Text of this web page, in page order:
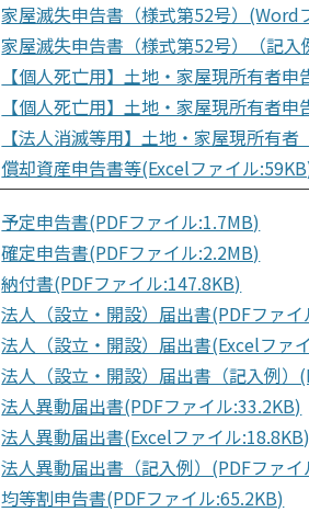
家屋滅失申告書（様式第52号）(Word
家屋滅失申告書（様式第52号）（記入
【個人死亡用】土地・家屋現所有者
【個人死亡用】土地・家屋現所有者
【法人消滅等用】土地・家屋現所有
償却資産申告書等(Excelファイル
予定申告書(PDFファイル:1.7MB)
確定申告書(PDFファイル:2.2MB)
納付書(PDFファイル:147.8KB)
法人（設立・開設）届出書(PDFファ
法人（設立・開設）届出書(Excelファ
法人（設立・開設）届出書（記入例）
法人異動届出書(PDFファイル:33.2KB)
法人異動届出書(Excelファイル:18.8KB)
法人異動届出書（記入例）(PDFファ
均等割申告書(PDFファイル:65.2KB)